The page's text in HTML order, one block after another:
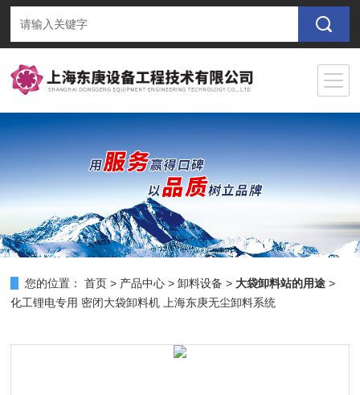
您的位置： 首页 > 产品中心 >卸料设备 > 大袋卸料站的用途 >
化工锂电专用 密闭大袋卸料机 上海东庚无尘卸料系统